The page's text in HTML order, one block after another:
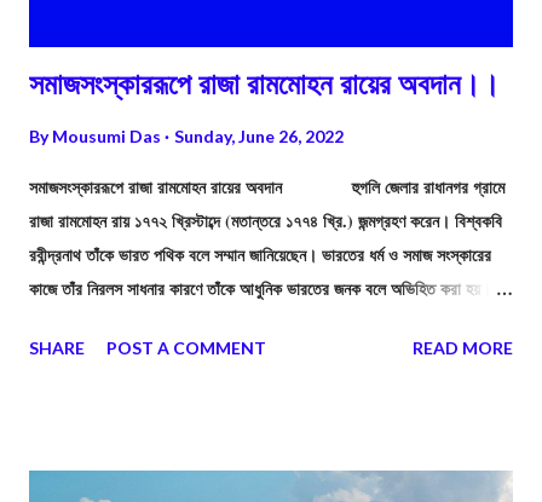
সমাজসংস্কাররূপে রাজা রামমোহন রায়ের অবদান।।
ByMousumi Das Sunday, June 26, 2022
সমাজসংস্কাররূপে রাজা রামমোহন রায়ের অবদান হুগলি জেলার রাধানগর গ্রামে
রাজা রামমোহন রায় ১৭৭২ খ্রিস্টাব্দে (মতান্তরে ১৭৭৪ খ্রি.) জন্মগ্রহণ করেন। বিশ্বকবি
রবীন্দ্রনাথ তাঁকে ভারত পথিক বলে সম্মান জানিয়েছেন। ভারতের ধর্ম ও সমাজ সংস্কারের
কাজে তাঁর নিরলস সাধনার কারণে তাঁকে আধুনিক ভারতের জনক বলে অভিহিত করা হয়। ড.
উজ্জ্বলতম নক্ষত্ররূপে ভাস্বর ছিলেন”।
SHARE POST A COMMENT READ MORE